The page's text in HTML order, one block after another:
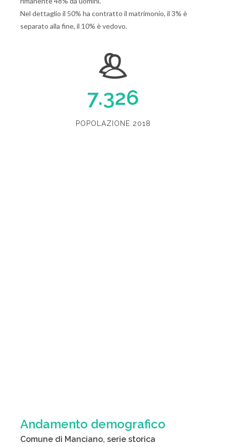
Nel dettaglio il 50% ha contratto il matrimonio, il 3% è
separato alla fine, il 10% è vedovo.
7.326
POPOLAZIONE 2018
Andamento demografico
Comune di Manciano, serie storica